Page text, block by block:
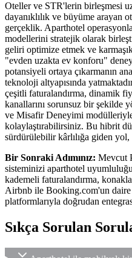
Oteller ve STR'lerin birleşmesi
dayanıklılık ve büyüme arayan
gerçeklik. Aparthotel
modellerini stratejik olarak
geliri optimize etmek ve
"evden uzakta ev konforu"
potansiyeli ortaya çıkarmanın
teknoloji altyapısında
çeşitli faturalandırma, dinamik
kanallarını sorunsuz bir şekilde
ve Misafir Deneyimi
kolaylaştırabilirsiniz. Bu hibrit
sürdürülebilir kârlılığa giden yol,
Bir Sonraki Adımınız: Mevcut
sisteminizi aparthotel
kademeli faturalandırma,
Airbnb ile Booking.com'un
platformlarıyla doğrudan
Sıkça Sorulan